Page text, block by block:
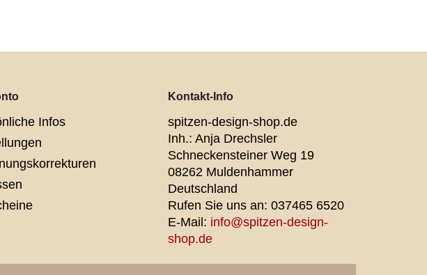
Infos
Kontakt-Info
spitzen-design-shop.de
Inh.: Anja Drechsler
Schneckensteiner Weg 19
08262 Muldenhammer
Deutschland
Rufen Sie uns an: 037465 6520
E-Mail: info@spitzen-design-
shop.de